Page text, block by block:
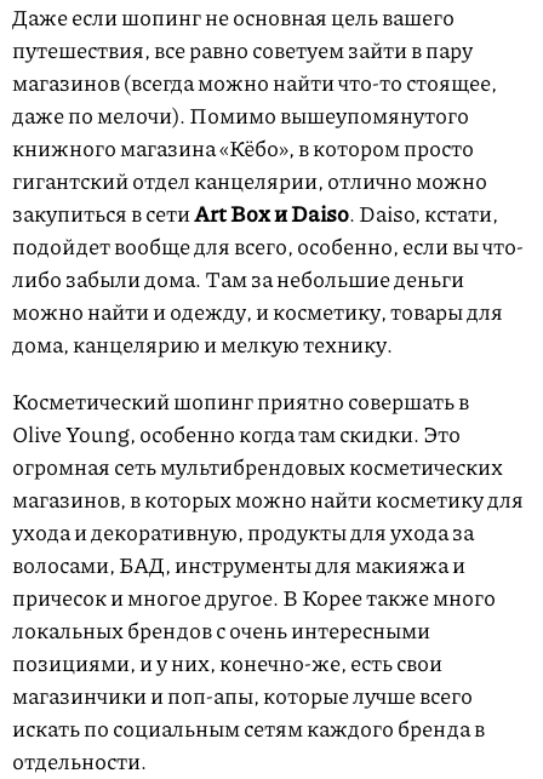
Даже если шопинг не основная цель вашего
путешествия, все равно советуем зайти в пару
магазинов (всегда можно найти что-то стоящее,
даже по мелочи). Помимо вышеупомянутого
книжного магазина «Кёбо», в котором просто
гигантский отдел канцелярии, отлично можно
закупиться в сетиArt Box и Daiso. Daiso, кстати,
подойдет вообще для всего, особенно, если вы что-
либо забыли дома. Там за небольшие деньги
можно найти и одежду, и косметику, товары для
дома, канцелярию и мелкую технику.
Косметический шопинг приятно совершать в
Olive Young, особенно когда там скидки. Это
огромная сеть мультибрендовых косметических
магазинов, в которых можно найти косметику для
ухода и декоративную, продукты для ухода за
волосами, БАД, инструменты для макияжа и
причесок и многое другое. В Корее также много
локальных брендов с очень интересными
позициями, и у них, конечно-же, есть свои
магазинчики и поп-апы, которые лучше всего
искать по социальным сетям каждого бренда в
отдельности.